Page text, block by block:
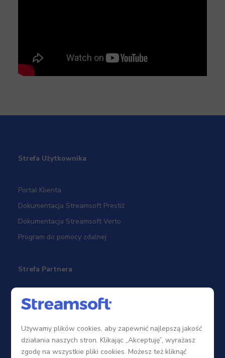
Strefa Użytkownika
Portal Klienta
Dokumentacja Streamsoft Prestiż
Dokumentacja Streamsoft Verto
Program do pomocy zdalnej
Strefa Partnera
Sieć sprzedaży
Szkolenia
Portal Partnera
Używamy plików cookies, aby zapewnić najlepszą jakość
działania naszych stron. Klikając „Akceptuję”, wyrażasz
zgodę na wszystkie pliki cookies. Możesz też kliknąć